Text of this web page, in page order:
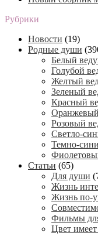
Рубрики
Новости (19)
Родные души
Белый
Голубой
Желтый
Зеленый
Красный
Розовый
Светло-
Темно-
Статьи (65)
Для души
Жизнь
Жизнь по-
Фильмы
Цвет имеет